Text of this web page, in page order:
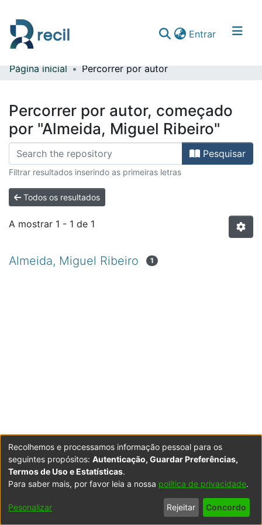
Entrar(current)
Comunidades & Coleções
Página inicial Percorrer por autor
Percorrer por autor, começado
por "Almeida, Miguel Ribeiro"
Pesquisar
Filtrar resultados inserindo as primeiras letras
Todos os resultados
A mostrar 1 - 1 de 1
Almeida, Miguel Ribeiro 1
Powered by DSpace Copyright © 2003-2026LYRASIS
Configurações
Política de
Privacidade
Termos
de Uso
Contacte-
nos
Recolhemos e processamos informação pessoal para os
seguintes propósitos: Autenticação, Guardar Preferências,
Termos de Uso e Estatísticas.
Para saber mais, por favor leia a nossa política de privacidade.
Pesonalizar Rejeitar Concordo